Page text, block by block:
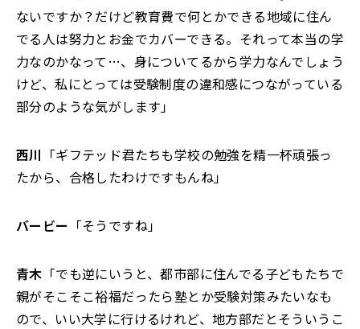
ないですか？だけど教育費で何とかできる地域に住ん
でる人は努力とお金でカバーできる。それって本当の学
力なのかなって…、身についてるから学力なんでしょう
けど、私にとっては受験制度の違和感につながっている
部分のような気がします」
西川 「ギフテッド君たちも学校の勉強を精一杯頑張っ
たから、合格したわけですもんね」
バービー 「そうですね」
青木 「でも逆にいうと、都市部に住んでる子どもたちで
親がそこそこ裕福だったら塾とか受験対策みたいなも
ので、いい大学に行けるけれど、地方部だとそういうこ